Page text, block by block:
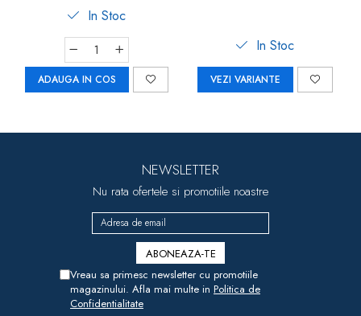
In Stoc
ADAUGA IN COS
In Stoc
VEZI VARIANTE
NEWSLETTER
Nu rata ofertele si promotiile noastre
Vreau sa primesc newsletter cu promotiile
magazinului. Afla mai multe in Politica de
Confidentialitate